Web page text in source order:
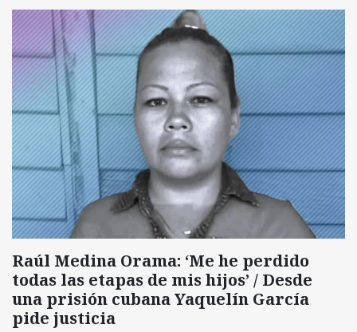
Raúl Medina Orama: ‘Me he perdido
todas las etapas de mis hijos’ / Desde
una prisión cubana Yaquelín García
pide justicia